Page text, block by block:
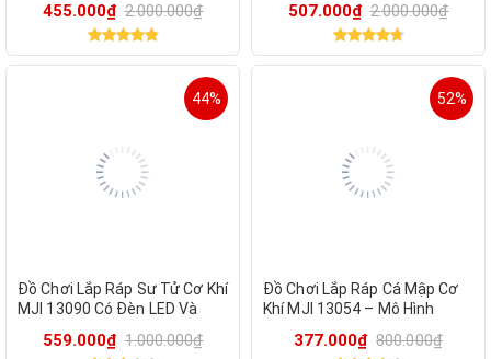
Chi Tiết Cho Bé
455.000₫ 2.000.000₫
1388 Chi Tiết Cho Bé
507.000₫ 2.000.000₫
44%
Đồ Chơi Lắp Ráp Sư Tử Cơ Khí
MJI 13090 Có Đèn LED Và
1073 Chi Tiết
559.000₫ 1.000.000₫
52%
Đồ Chơi Lắp Ráp Cá Mập Cơ
Khí MJI 13054 – Mô Hình
Chi Tiết Cho Bé
377.000₫ 800.000₫